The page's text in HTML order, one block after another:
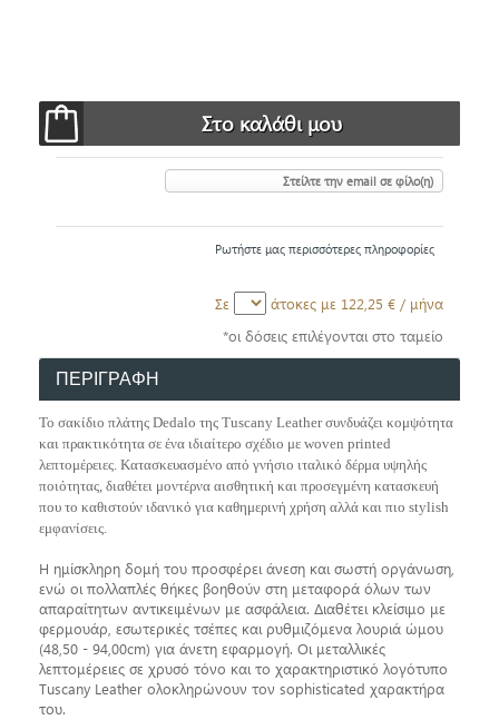
Στείλτε την email σε φίλο(η)
Ρωτήστε μας περισσότερες πληροφορίες
Σε άτοκες με 122,25 € / μήνα
*οι δόσεις επιλέγονται στο ταμείο
ΠΕΡΙΓΡΑΦΗ
Το σακίδιο πλάτης Dedalo της Tuscany Leather συνδυάζει κομψότητα
και πρακτικότητα σε ένα ιδιαίτερο σχέδιο με woven printed
λεπτομέρειες. Κατασκευασμένο από γνήσιο ιταλικό δέρμα υψηλής
ποιότητας, διαθέτει μοντέρνα αισθητική και προσεγμένη κατασκευή
που το καθιστούν ιδανικό για καθημερινή χρήση αλλά και πιο stylish
εμφανίσεις.
Η ημίσκληρη δομή του προσφέρει άνεση και σωστή οργάνωση,
ενώ οι πολλαπλές θήκες βοηθούν στη μεταφορά όλων των
απαραίτητων αντικειμένων με ασφάλεια. Διαθέτει κλείσιμο με
φερμουάρ, εσωτερικές τσέπες και ρυθμιζόμενα λουριά ώμου
(48,50 - 94,00cm) για άνετη εφαρμογή. Οι μεταλλικές
λεπτομέρειες σε χρυσό τόνο και το χαρακτηριστικό λογότυπο
Tuscany Leather ολοκληρώνουν τον sophisticated χαρακτήρα
του.